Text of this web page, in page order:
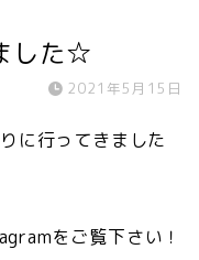
した☆
2021年5月15日
に行ってきました
をご覧下さい！